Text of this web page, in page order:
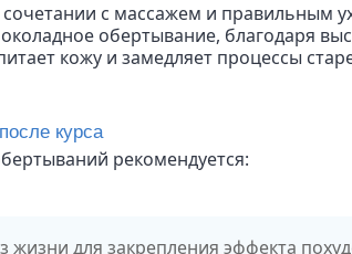
с массажем и правильным
обертывание, благодаря
кожу и замедляет процессы
курса
рекомендуется:
для закрепления эффекта